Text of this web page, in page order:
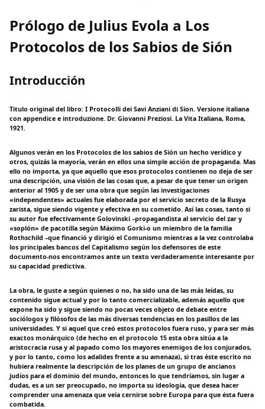
Prólogo de Julius Evola a Los
Protocolos de los Sabios de Sión
Introducción
Titulo original del libro: I Protocolli dei Savi Anziani di Sion. Versione italiana
con appendice e introduzione. Dr. Giovanni Preziosi. La Vita Italiana, Roma,
1921.
Algunos verán en los Protocolos de los sabios de Sión un hecho verídico y
otros, quizás la mayoría, verán en ellos una simple acción de propaganda. Mas
ello no importa, ya que aquello que esos protocolos contienen no deja de ser
una descripción, una visión de las cosas que, a pesar de que tener un origen
anterior al 1905 y de ser una obra que según las investigaciones
«independentes» actuales fue elaborada por el servicio secreto de la Rusya
zarista, sigue siendo vigente y efectiva en su cometido. Así las cosas, tanto si
su autor fue efectivamente Golovinski –propagandista al servicio del zar y
«soplón» de pacotilla según Máximo Gorki-o un miembro de la familia
Rothschild –que financió y dirigió el Comunismo mientras a la vez controlaba
los principales bancos del Capitalismo según los defensores de este
documento-nos encontramos ante un texto verdaderamente interesante por
su capacidad predictiva.
La obra, le guste a según quienes o no, ha sido una de las más leídas, su
contenido sigue actual y por lo tanto comercializable, además aquello que
expone ha sido y sigue siendo no pocas veces objeto de debate entre
sociólogos y filósofos de las más diversas tendencias en los pasillos de las
universidades. Y si aquel que creó estos protocolos fuera ruso, y para ser más
exactos monárquico (de hecho en el protocolo 15 esta obra sitúa a la
aristocracia rusa y al papado como los mayores enemigos de los conjurados,
y por lo tanto, como los adalides frente a su amenaza), si tras éste escrito no
hubiera realmente la descripción de los planes de un grupo de ancianos
judíos para el dominio del mundo, entonces lo que tendríamos, sin lugar a
dudas, es a un ser preocupado, no importa su ideología, que desea hacer
comprender una amenaza que veía cernirse sobre Europa para que ésta fuera
combatida.